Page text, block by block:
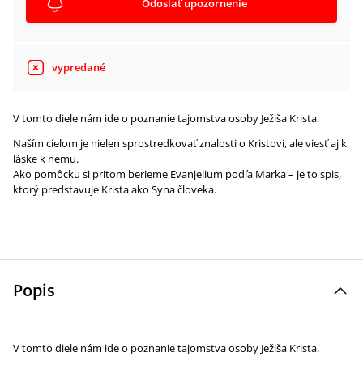
Odoslať upozornenie
vypredané
V tomto diele nám ide o poznanie tajomstva osoby Ježiša Krista.
Naším cieľom je nielen sprostredkovať znalosti o Kristovi, ale viesť aj k
láske k nemu.
Ako pomôcku si pritom berieme Evanjelium podľa Marka – je to spis,
ktorý predstavuje Krista ako Syna človeka.
Popis
V tomto diele nám ide o poznanie tajomstva osoby Ježiša Krista.